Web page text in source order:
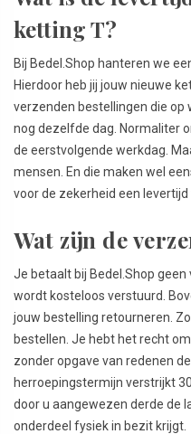
ketting T?
Bij Bedel.Shop hanteren we
Hierdoor heb jij jouw nieuwe
verzenden bestellingen die op
nog dezelfde dag. Normaliter
de eerstvolgende werkdag.
mensen. En die maken wel
voor de zekerheid een
Wat zijn de
Je betaalt bij Bedel.Shop
wordt kosteloos verstuurd.
jouw bestelling retourneren.
bestellen. Je hebt het recht
zonder opgave van redenen
herroepingstermijn verstrijkt
door u aangewezen derde de
onderdeel fysiek in bezit krijgt.